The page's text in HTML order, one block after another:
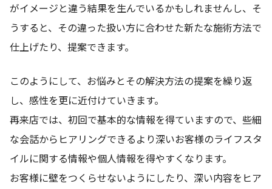
がイメージと違う結果を生んでいるかもしれませんし、そ
うすると、その違った扱い方に合わせた新たな施術方法で
仕上げたり、提案できます。
このようにして、お悩みとその解決方法の提案を繰り返
し、感性を更に近付けていきます。
再来店では、初回で基本的な情報を得ていますので、些細
な会話からヒアリングできるより深いお客様のライフスタ
イルに関する情報や個人情報を得やすくなります。
お客様に壁をつくらせないようにしたり、深い内容をヒア